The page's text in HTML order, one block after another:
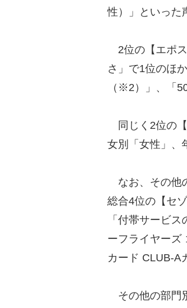
性）」といった
2位の【エポ
さ」で1位のほ
（※2）」、「
同じく2位の
女別「女性」、
なお、その他
総合4位の【セ
「付帯サービ
ーフライヤーズ
カード CLUB-A
その他の部門